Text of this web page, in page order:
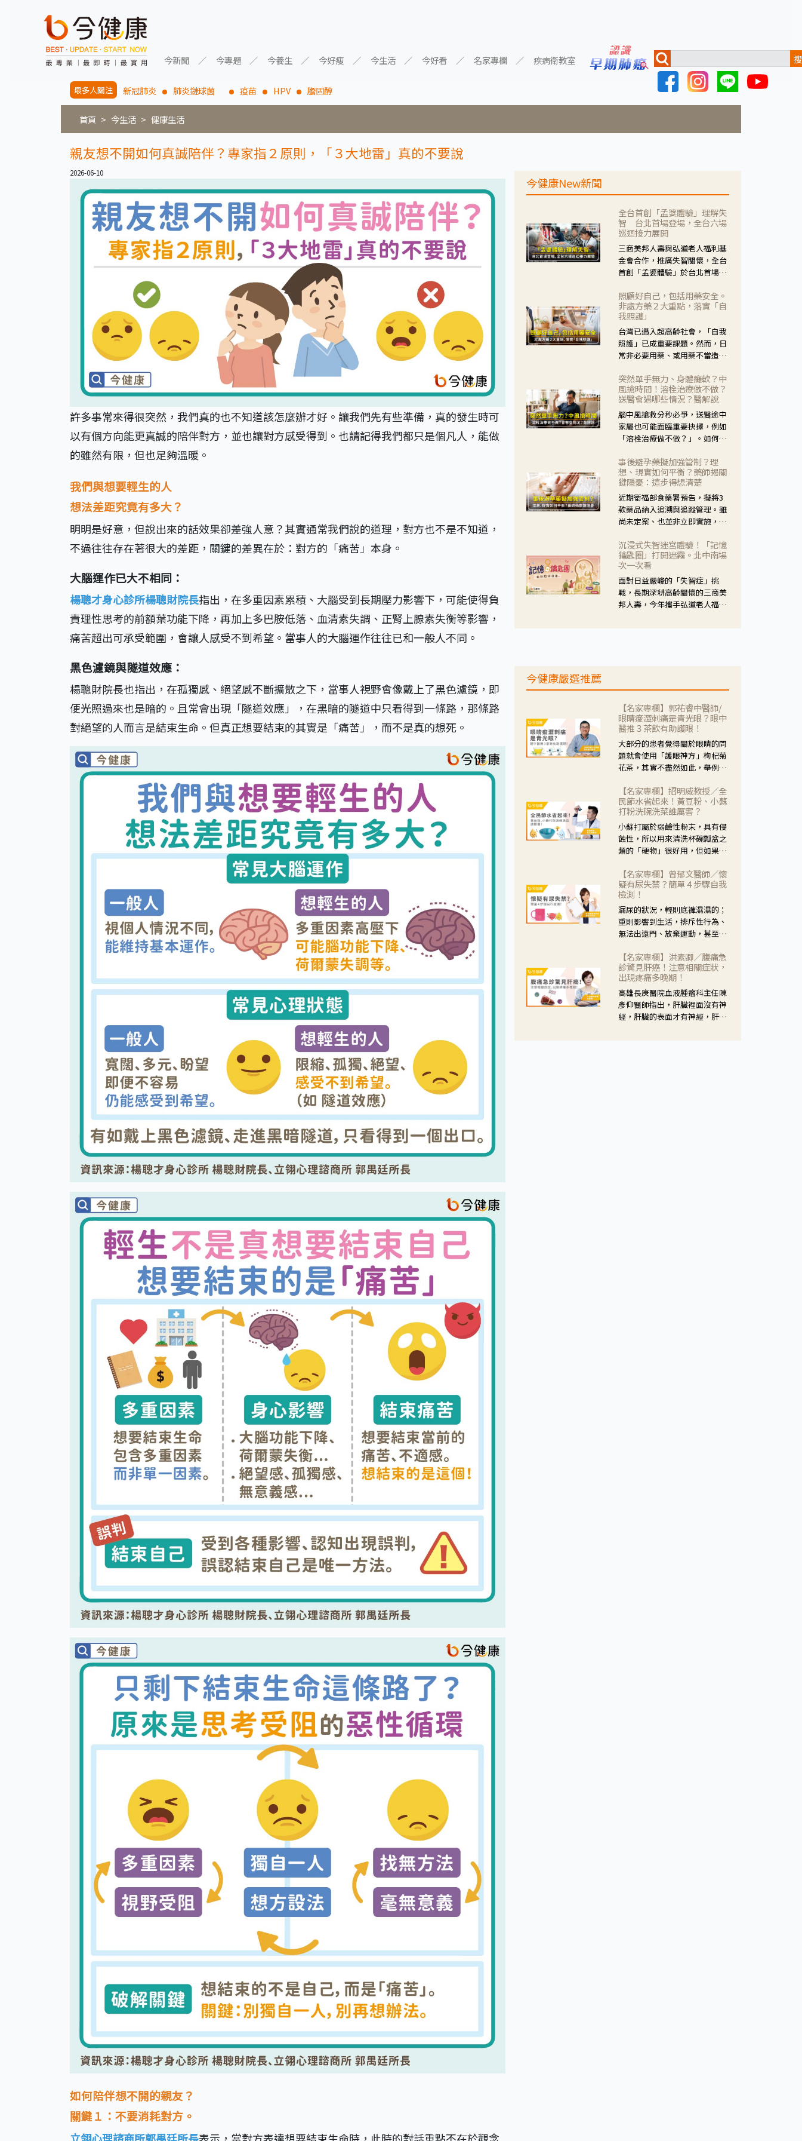
今新聞 今專題 今養生 今好瘦 今生活 今好看 名家專欄 疾病衛教室
最多人關注 新冠肺炎 肺炎鏈球菌 疫苗 HPV 膽固醇
首頁 今生活 健康生活
親友想不開如何真誠陪伴？專家指２原則，「３大地雷」真的不要說
2026-06-10
許多事常來得很突然，我們真的也不知道該怎麼辦才好。讓我們先有些準備，真的發生時可
以有個方向能更真誠的陪伴對方，並也讓對方感受得到。也請記得我們都只是個凡人，能做
的雖然有限，但也足夠溫暖。
我們與想要輕生的人
想法差距究竟有多大？
明明是好意，但說出來的話效果卻差強人意？其實通常我們說的道理，對方也不是不知道，
不過往往存在著很大的差距，關鍵的差異在於：對方的「痛苦」本身。
大腦運作已大不相同：
楊聰才身心診所楊聰財院長指出，在多重因素累積、大腦受到長期壓力影響下，可能使得負
責理性思考的前額葉功能下降，再加上多巴胺低落、血清素失調、正腎上腺素失衡等影響，
痛苦超出可承受範圍，會讓人感受不到希望。當事人的大腦運作往往已和一般人不同。
黑色濾鏡與隧道效應：
楊聰財院長也指出，在孤獨感、絕望感不斷擴散之下，當事人視野會像戴上了黑色濾鏡，即
便光照過來也是暗的。且常會出現「隧道效應」，在黑暗的隧道中只看得到一條路，那條路
對絕望的人而言是結束生命。但真正想要結束的其實是「痛苦」，而不是真的想死。
如何陪伴想不開的親友？
關鍵１：不要消耗對方。
今健康New新聞
全台首創「孟婆體驗」理解失
智 台北首場登場，全台六場
巡迴接力展開
三商美邦人壽與弘道老人福利基
金會合作，推廣失智關懷，全台
首創「孟婆體驗」於台北首場實
模式，用結合情境互動等豐富活
動，將抽象的失智轉化為可感
受、可討論的生活情境，並引導
民眾在家人開始出現改變時，以
理解取代責備、以耐心回應不
安。
照顧好自己，包括用藥安全。
非處方藥２大重點，落實「自
我照護」
台灣已邁入超高齡社會，「自我
照護」已成重要課題。然而，日
常非必要用藥、或用藥不當造成
在重要。社團法人台灣自我照護
產業協會 提出「非處方藥正確使
用」與「藥師給力」，鼓勵民眾
建立安全且正確的自我照護習
慣。
突然單手無力、身體癱軟？中
風搶時間！溶栓治療做不做？
送醫會遇哪些情況？醫解說
腦中風搶救分秒必爭，送醫途中
家屬也可能面臨重要抉擇，例如
「溶栓治療做不做？」。如何搶
會理事長陳龍醫師解說！
事後避孕藥擬加強管制？理
想、現實如何平衡？藥師揭關
鍵隱憂：這步得想清楚
近期衛福部食藥署預告，擬將3
款藥品納入追溯與追蹤管理。雖
尚未定案、也並非立即實施，不
人杰藥師表示，這三款藥物目
的、作用、風險各有不同，管制
與否所帶來的後許影響也不同，
可先了解其特性。
沉浸式失智迷宮體驗！「記憶
鑰匙圈」打開迷霧。北中南場
次一次看
面對日益嚴峻的「失智症」挑
戰，長期深耕高齡關懷的三商美
邦人壽，今年攜手弘道老人福利
生活挑戰。
今健康嚴選推薦
【名家專欄】郭祐睿中醫師/
眼睛痠澀刺痛是青光眼？眼中
醫推３茶飲有助護眼！
大部分的患者覺得關於眼睛的問
題就會使用「護眼神方」枸杞菊
花茶，其實不盡然如此，舉例來
紅、眼睛痛、眼屎多而且顏色
黃，當然就可以使用枸杞菊花
茶，但是枸杞的劑量要少，菊花
的劑量要多；若是有以上症狀以
外，眼睛還會有灼熱感，眼屎多
到會「牽絲」，也就是水樣分泌
了，這時候就要使用菊花、金銀
花來治療；假如單純的眼睛乾
澀，結膜沒有紅，眼睛周圍沒有
眼屎，這種情況是屬於「陰
虛」，就可以使用枸杞、蓮藕、
麥門冬、山藥等比較滋潤的藥
【名家專欄】招明威教授／全
民節水省起來！黃豆粉、小蘇
打粉洗碗洗菜誰厲害？
小蘇打屬於弱鹼性粉末，具有侵
蝕性，所以用來清洗杯碗瓢盆之
類的「硬物」很好用，但如果用
特別注意用法用量，使用過多或
是浸泡太久，容易腐蝕蔬菜的纖
維，讓菜軟掉不清脆。
【名家專欄】曾郁文醫師／懷
疑有尿失禁？簡單４步驟自我
檢測！
漏尿的狀況，輕則底褲濕濕的；
重則影響到生活，排斥性行為、
無法出遠門、放棄運動，甚至怕
禁」的症狀，長期下來不敢與朋
友往來，低潮陰霾造成憂鬱症。
【名家專欄】洪素卿／腹痛急
診驚見肝癌！注意相關症狀，
出現疼痛多晚期！
高雄長庚醫院血液腫瘤科主任陳
彥仰醫師指出，肝臟裡面沒有神
經，肝臟的表面才有神經，肝臟